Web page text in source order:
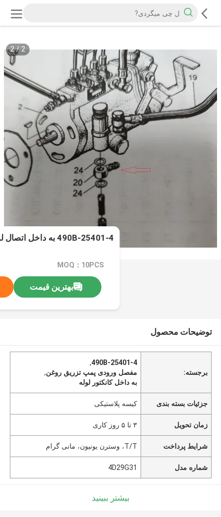
2
/
2
490B-25401-4 به داخل اتصال لوله ها
MOQ：10PCS
بهترین قیمت
توضیحات محصول
برجسته:
490B-25401-4
,
مفصل ورودی پمپ تزریق روغن,
به داخل کانکتور لوله
جزئیات بسته بندی کیسه پلاستیکی
زمان تحویل ۳ تا ۵ روز کاری
شرایط پرداخت T/T، وسترن یونیون، مانی گرام
شماره مدل 4D29G31
بیشتر ببینید